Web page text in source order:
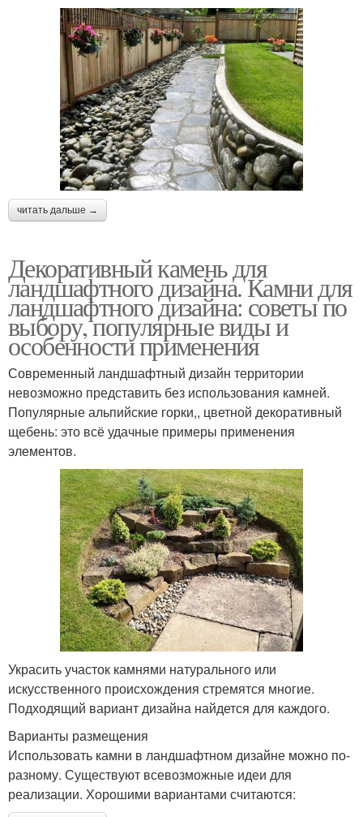
Камешки для
ландшафтного дизайна
Камень для клумб
Клумбы из камней
Галька в ландшафтном
дизайне
читать дальше →
Декоративный камень для
ландшафтного дизайна. Камни для
ландшафтного дизайна: советы по
выбору, популярные виды и
особенности применения
Современный ландшафтный дизайн территории
невозможно представить без использования камней.
Популярные альпийские горки,, цветной декоративный
щебень: это всё удачные примеры применения
элементов.
Украсить участок камнями натурального или
искусственного происхождения стремятся многие.
Подходящий вариант дизайна найдется для каждого.
Варианты размещения
Использовать камни в ландшафтном дизайне можно по-
разному. Существуют всевозможные идеи для
реализации. Хорошими вариантами считаются: